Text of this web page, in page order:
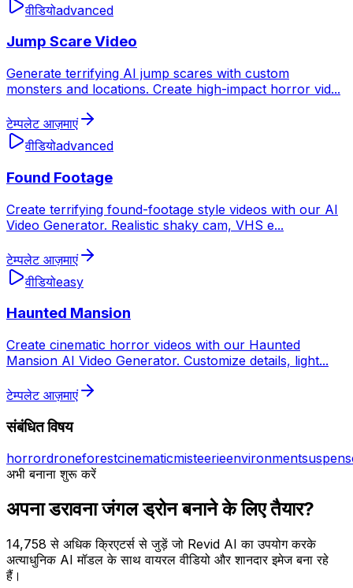
वीडियोadvanced
Jump Scare Video
Generate terrifying AI jump scares with custom
monsters and locations. Create high-impact horror vid...
टेम्पलेट आज़माएं
वीडियोadvanced
Found Footage
Create terrifying found-footage style videos with our AI
Video Generator. Realistic shaky cam, VHS e...
टेम्पलेट आज़माएं
वीडियोeasy
Haunted Mansion
Create cinematic horror videos with our Haunted
Mansion AI Video Generator. Customize details, light...
टेम्पलेट आज़माएं
संबंधित विषय
horrordroneforestcinematicmisteerieenvironment
अभी बनाना शुरू करें
अपना डरावना जंगल ड्रोन बनाने के लिए तैयार?
14,758 से अधिक क्रिएटर्स से जुड़ें जो Revid AI का उपयोग करके
अत्याधुनिक AI मॉडल के साथ वायरल वीडियो और शानदार इमेज बना रहे
हैं।